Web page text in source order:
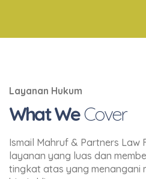
Layanan Hukum
What WeCover
Ismail Mahruf & Partners Law
layanan yang luas dan
tingkat atas yang menangani